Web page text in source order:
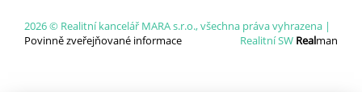
2026 © Realitní kancelář MARA s.r.o., všechna práva vyhrazena |
Povinně zveřejňované informace
Realitní SW Realman